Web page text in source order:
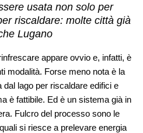
usata non solo per
riscaldare: molte città già
Lugano
appare ovvio e, infatti, è
modalità. Forse meno nota è la
dal lago per riscaldare edifici e
è fattibile. Ed è un sistema già in
Fulcro del processo sono le
si riesce a prelevare energia